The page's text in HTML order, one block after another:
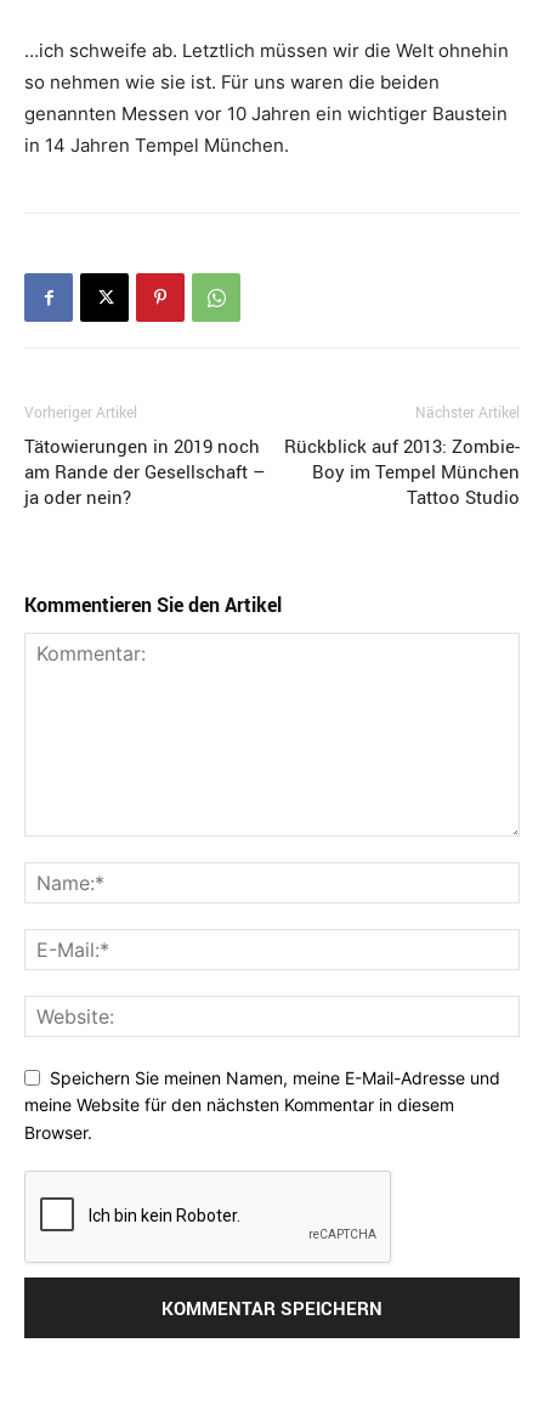
…ich schweife ab. Letztlich müssen wir die Welt ohnehin
so nehmen wie sie ist. Für uns waren die beiden
genannten Messen vor 10 Jahren ein wichtiger Baustein
in 14 Jahren Tempel München.
Vorheriger Artikel
Tätowierungen in 2019 noch
am Rande der Gesellschaft –
ja oder nein?
Nächster Artikel
Rückblick auf 2013: Zombie-
Boy im Tempel München
Tattoo Studio
Kommentieren Sie den Artikel
Speichern Sie meinen Namen, meine E-Mail-Adresse und
meine Website für den nächsten Kommentar in diesem
Browser.